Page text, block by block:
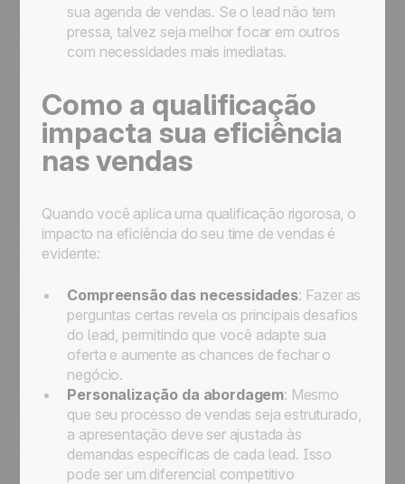
sua agenda de vendas. Se o lead não tem
pressa, talvez seja melhor focar em outros
com necessidades mais imediatas.
Como a qualificação
impacta sua eficiência
nas vendas
Quando você aplica uma qualificação rigorosa, o
impacto na eficiência do seu time de vendas é
evidente:
Compreensão das necessidades: Fazer as
perguntas certas revela os principais desafios
do lead, permitindo que você adapte sua
oferta e aumente as chances de fechar o
negócio.
Personalização da abordagem: Mesmo
que seu processo de vendas seja estruturado,
a apresentação deve ser ajustada às
demandas específicas de cada lead. Isso
pode ser um diferencial competitivo